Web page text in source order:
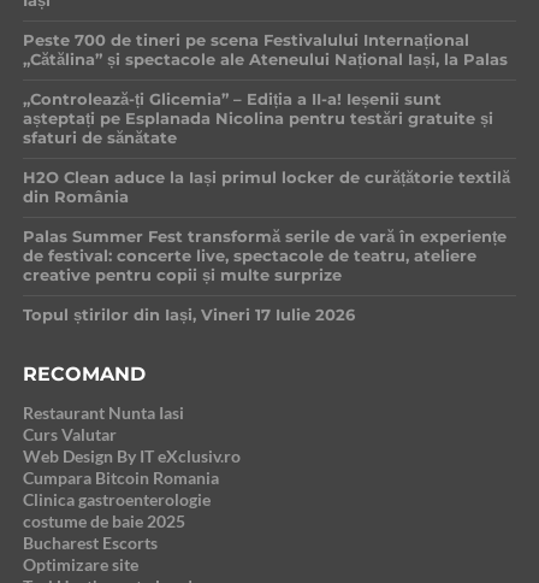
Peste 700 de tineri pe scena Festivalului Internațional
„Cătălina” și spectacole ale Ateneului Național Iași, la Palas
„Controlează-ți Glicemia” – Ediția a II-a! Ieșenii sunt
așteptați pe Esplanada Nicolina pentru testări gratuite și
sfaturi de sănătate
H2O Clean aduce la Iași primul locker de curățătorie textilă
din România
Palas Summer Fest transformă serile de vară în experiențe
de festival: concerte live, spectacole de teatru, ateliere
creative pentru copii și multe surprize
Topul știrilor din Iași, Vineri 17 Iulie 2026
RECOMAND
Restaurant Nunta Iasi
Curs Valutar
Web Design By IT eXclusiv.ro
Cumpara Bitcoin Romania
Clinica gastroenterologie
costume de baie 2025
Bucharest Escorts
Optimizare site